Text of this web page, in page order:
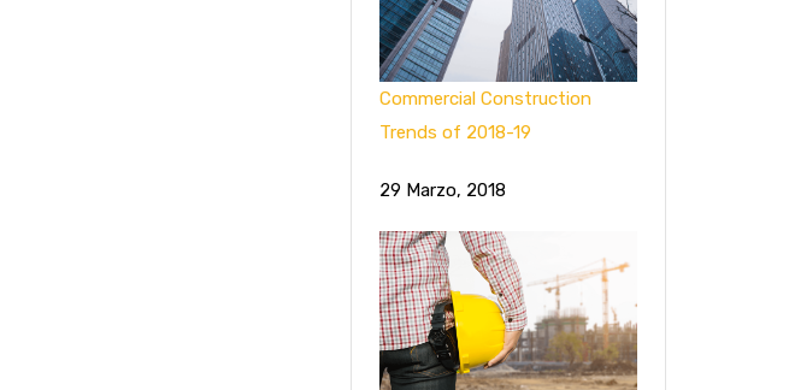
Commercial Construction
Trends of 2018-19
29 Marzo, 2018